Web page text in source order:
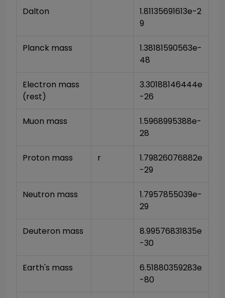
Dalton
1.81135691613e-2
9
Planck mass
1.38181590563e-
48
Electron mass
(rest)
3.30188146444e
-26
Muon mass
1.5968995388e-
28
Proton mass r
1.79826076882e
-29
Neutron mass
1.7957855039e-
29
Deuteron mass
8.99576831835e
-30
Earth's mass
6.51880359283e
-80